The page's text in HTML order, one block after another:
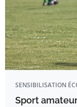
SENSIBILISATION
Sport